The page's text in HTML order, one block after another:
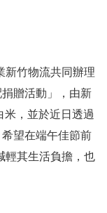
新竹物流共同辦理
捐贈活動」，由新
，並於近日透過
望在端午佳節前
輕其生活負擔，也